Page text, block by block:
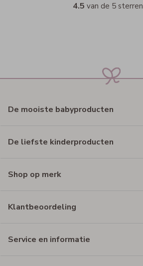
4.5 van de 5 sterren
De mooiste babyproducten
De liefste kinderproducten
Shop op merk
Klantbeoordeling
Service en informatie